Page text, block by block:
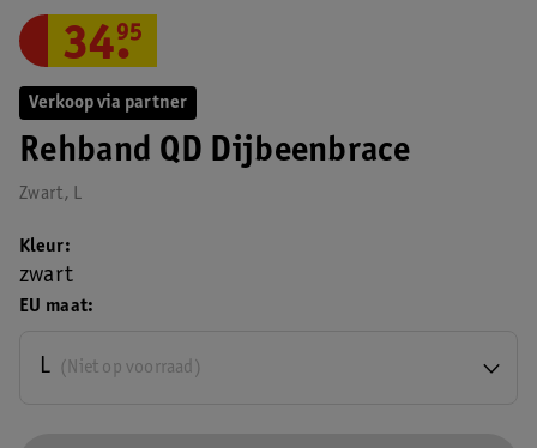
Verkoop via partner
Rehband QD Dijbeenbrace
Zwart, L
34.
95
EU maat
(Niet op voorraad)
L
Kleur
zwart